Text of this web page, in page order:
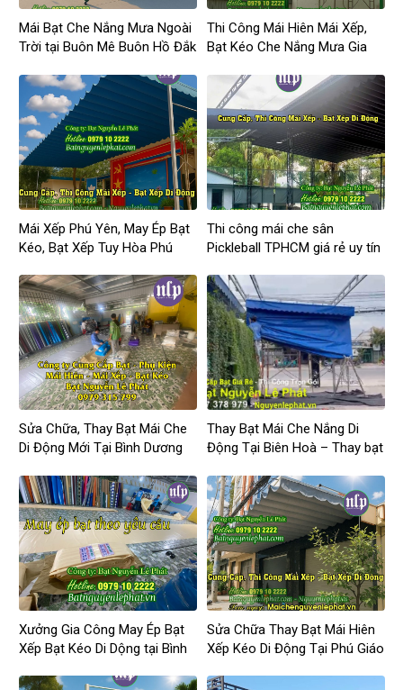
Mái Bạt Che Nắng Mưa Ngoài
Trời tại Buôn Mê Buôn Hồ Đắk
Thi Công Mái Hiên Mái Xếp,
Bạt Kéo Che Nắng Mưa Gia
Mái Xếp Phú Yên, May Ép Bạt
Kéo, Bạt Xếp Tuy Hòa Phú
Thi công mái che sân
Pickleball TPHCM giá rẻ uy tín
Sửa Chữa, Thay Bạt Mái Che
Di Động Mới Tại Bình Dương
Thay Bạt Mái Che Nắng Di
Động Tại Biên Hoà – Thay bạt
Đồng Nai
Xưởng Gia Công May Ép Bạt
Xếp Bạt Kéo Di Dộng tại Bình
Sửa Chữa Thay Bạt Mái Hiên
Xếp Kéo Di Động Tại Phú Giáo